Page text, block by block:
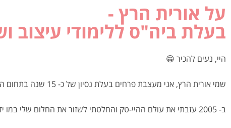
על אורית הרץ -
בעלת ביה"ס ללימודי עיצוב
היי, נעים להכיר 😁
שמי אורית הרץ, אני מעצבת פרחים בעלת נסיון של כ- 15 שנה בתחום העיצוב והפרחים.
ב- 2005 עזבתי את עולם ההיי-טק והחלטתי לשזור את החלום שלי במו ידיי